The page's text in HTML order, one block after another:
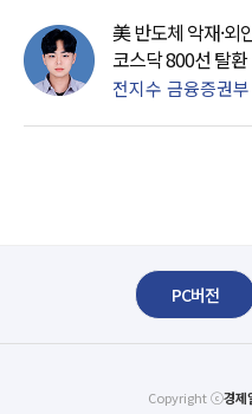
美 반도체 악재·
코스닥 800선 탈환
전지수 금융증권부
PC버전
Copyright ⓒ경제